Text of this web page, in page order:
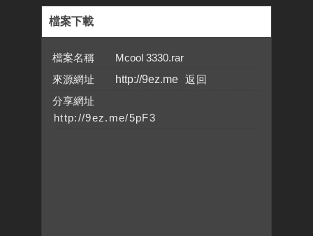
檔案下載
檔案名稱 Mcool 3330.rar
來源網址
http://9ez.me
分享網址